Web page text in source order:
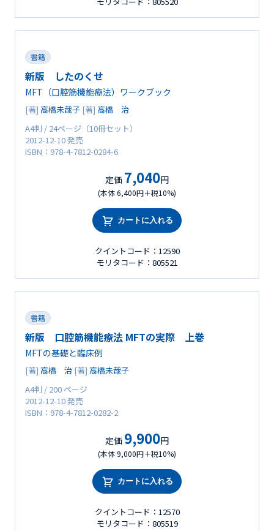
書籍
新版 したのくせ
MFT（口腔筋機能療法）ワークブック
[著] 高橋未哉子 [著] 高橋 治
A4判 / 24ページ（10冊セット）
2012-12-10 発売
ISBN：978-4-7812-0284-6
定価 7,040円
(本体 6,400円＋税10%)
カートに入れる
クイントコード：12590
モリタコード：805521
書籍
新版 口腔筋機能療法 MFTの実際 上巻
MFTの基礎と臨床例
[著] 高橋 治 [著] 高橋未哉子
A4判 / 200 ページ
2012-12-10 発売
ISBN：978-4-7812-0282-2
定価 9,900円
(本体 9,000円＋税10%)
カートに入れる
クイントコード：12570
モリタコード：805519